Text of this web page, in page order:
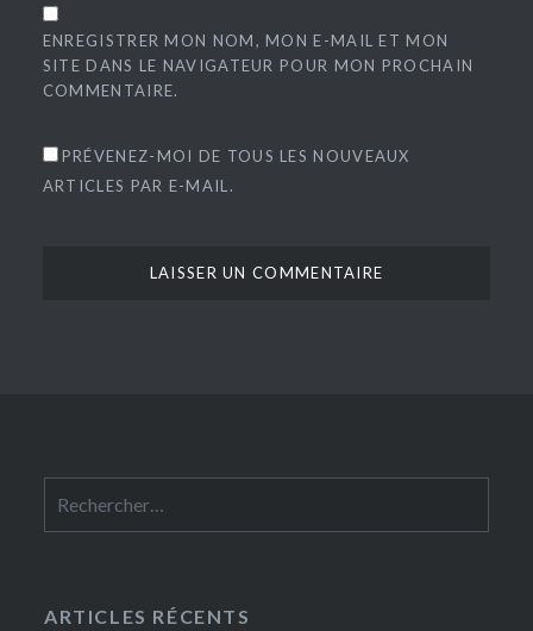
ENREGISTRER MON NOM, MON E-MAIL ET MON
SITE DANS LE NAVIGATEUR POUR MON PROCHAIN
COMMENTAIRE.
PRÉVENEZ-MOI DE TOUS LES NOUVEAUX
ARTICLES PAR E-MAIL.
ARTICLES RÉCENTS